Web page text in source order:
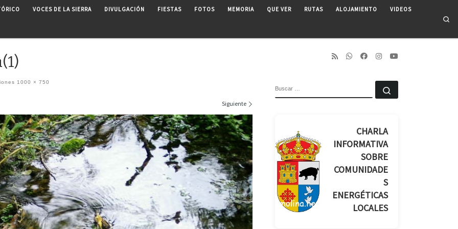
VOCES DE LA SIERRA DIVULGACIÓN FIESTAS FOTOS MEMORIA QUE VER RUTAS ALOJAMIENTO VIDEOS
1000 × 750
Siguiente
CHARLA
INFORMATIVA
SOBRE
COMUNIDADE
S
ENERGÉTICAS
LOCALES